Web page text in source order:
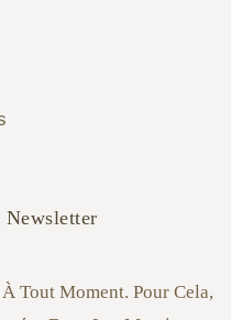
Tout Moment. Pour Cela,